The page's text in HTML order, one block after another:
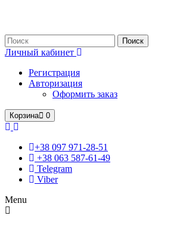
Поиск
Личный кабинет
Регистрация
Авторизация
Оформить заказ
Корзина 0
+38 097 971-28-51
+38 063 587-61-49
Telegram
Viber
Menu